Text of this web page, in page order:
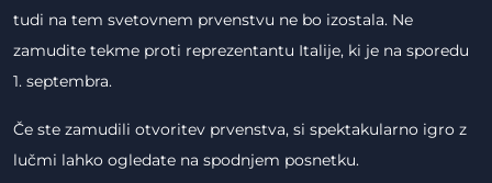
tudi na tem svetovnem prvenstvu ne bo izostala. Ne
zamudite tekme proti reprezentantu Italije, ki je na sporedu
1. septembra.
Če ste zamudili otvoritev prvenstva, si spektakularno igro z
lučmi lahko ogledate na spodnjem posnetku.